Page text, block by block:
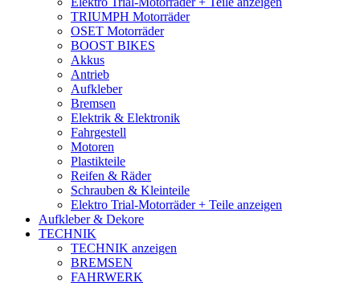
TRIUMPH Motorräder
OSET Motorräder
BOOST BIKES
Akkus
Antrieb
Aufkleber
Bremsen
Elektrik & Elektronik
Fahrgestell
Motoren
Plastikteile
Reifen & Räder
Schrauben & Kleinteile
Elektro Trial-Motorräder + Teile anzeigen
Aufkleber & Dekore
TECHNIK
TECHNIK anzeigen
BREMSEN
FAHRWERK